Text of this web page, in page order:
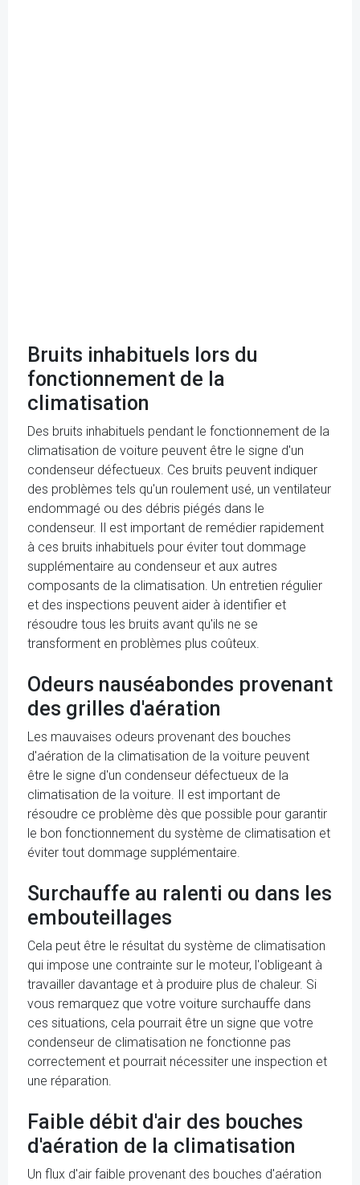
Bruits inhabituels lors du
fonctionnement de la
climatisation
Des bruits inhabituels pendant le fonctionnement de la
climatisation de voiture peuvent être le signe d'un
condenseur défectueux. Ces bruits peuvent indiquer
des problèmes tels qu'un roulement usé, un ventilateur
endommagé ou des débris piégés dans le
condenseur. Il est important de remédier rapidement
à ces bruits inhabituels pour éviter tout dommage
supplémentaire au condenseur et aux autres
composants de la climatisation. Un entretien régulier
et des inspections peuvent aider à identifier et
résoudre tous les bruits avant qu'ils ne se
transforment en problèmes plus coûteux.
Odeurs nauséabondes provenant
des grilles d'aération
Les mauvaises odeurs provenant des bouches
d'aération de la climatisation de la voiture peuvent
être le signe d'un condenseur défectueux de la
climatisation de la voiture. Il est important de
résoudre ce problème dès que possible pour garantir
le bon fonctionnement du système de climatisation et
éviter tout dommage supplémentaire.
Surchauffe au ralenti ou dans les
embouteillages
Cela peut être le résultat du système de climatisation
qui impose une contrainte sur le moteur, l'obligeant à
travailler davantage et à produire plus de chaleur. Si
vous remarquez que votre voiture surchauffe dans
ces situations, cela pourrait être un signe que votre
condenseur de climatisation ne fonctionne pas
correctement et pourrait nécessiter une inspection et
une réparation.
Faible débit d'air des bouches
d'aération de la climatisation
Un flux d'air faible provenant des bouches d'aération